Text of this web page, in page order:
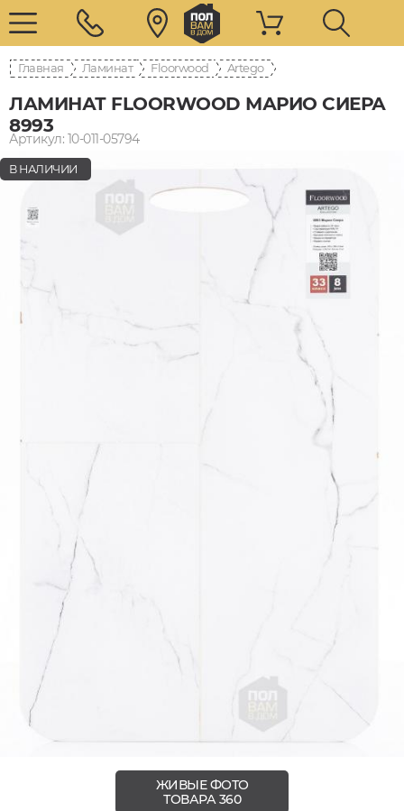
Главная Ламинат Floorwood Artego
ЛАМИНАТ FLOORWOOD МАРИО СИЕРА
8993
Артикул: 10-011-05794
В НАЛИЧИИ
ЖИВЫЕ ФОТО
ТОВАРА 360